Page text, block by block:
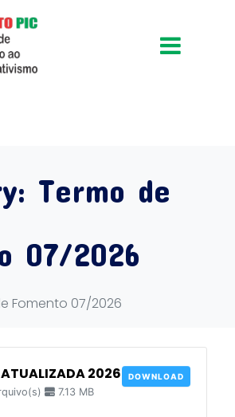
Termo de
07/2026
Fomento 07/2026
2026
7.13 MB
DOWNLOAD